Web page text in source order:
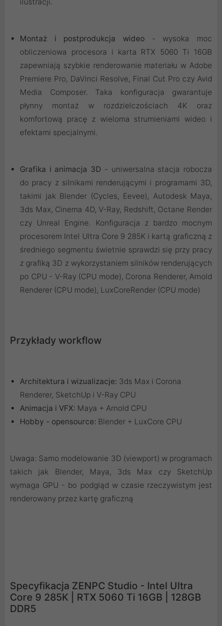
ilustracji.
Montaż i postprodukcja wideo - wysoka moc
obliczeniowa procesora i karta RTX 5060 Ti 16GB
zapewniają szybkie renderowanie materiału w Adobe
Premiere Pro, DaVinci Resolve, Final Cut Pro czy Avid
Media Composer. Taka konfiguracja gwarantuje
płynny montaż w rozdzielczościach 4K oraz
komfortową pracę z wieloma strumieniami wideo i
efektami specjalnymi.
Grafika i animacja 3D - uniwersalna stacja robocza
do pracy z silnikami renderującymi i programami 3D,
takimi jak Blender (Cycles, Eevee), Autodesk Maya,
3ds Max, Cinema 4D, V-Ray, Redshift, Octane Render
czy Unreal Engine. Konfiguracja z bardzo mocnym
procesorem Intel Ultra Core 9 285K i kartą graficzną z
średniego segmentu świetnie sprawdzi się przy pracy
z grafiką 3D z wykorzystaniem silników renderujących
po CPU - V-Ray (CPU mode), Corona Renderer, Arnold
Renderer (CPU mode), LuxCoreRender (CPU mode)
Przykłady workflow
Architektura i wizualizacje: 3ds Max i Corona
Renderer, SketchUp i V-Ray CPU
Animacja i VFX: Maya + Arnold CPU
Hobby - opensource: Blender + LuxCore CPU
Uwaga: Samo modelowanie 3D (viewport) w programach
takich jak Blender, Maya, 3ds Max czy SketchUp
wymaga GPU - bo podgląd w czasie rzeczywistym jest
renderowany przez kartę graficzną
Specyfikacja ZENPC Studio - Intel Ultra
Core 9 285K | RTX 5060 Ti 16GB | 128GB
DDR5